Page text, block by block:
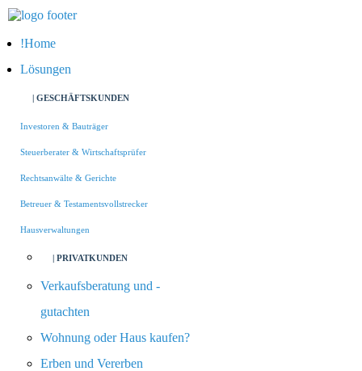
Home
Lösungen
| GESCHÄFTSKUNDEN
Investoren & Bauträger
Steuerberater & Wirtschaftsprüfer
Rechtsanwälte & Gerichte
Betreuer & Testamentsvollstrecker
Hausverwaltungen
| PRIVATKUNDEN
Verkaufsberatung und -
gutachten
Wohnung oder Haus kaufen?
Erben und Vererben